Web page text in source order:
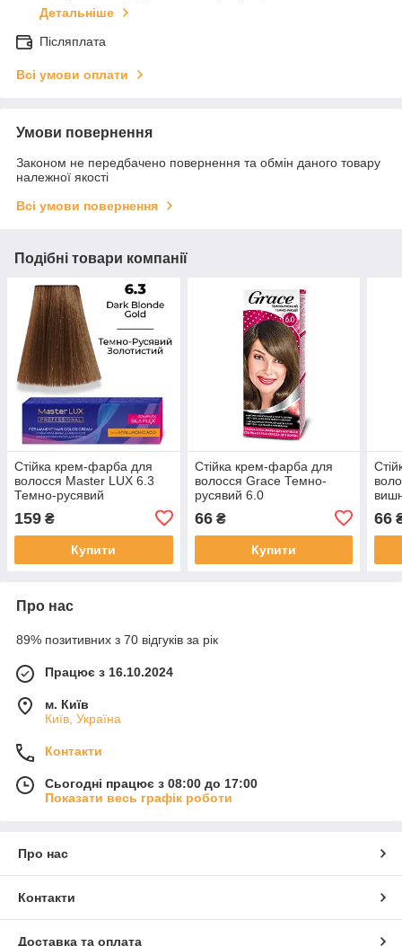
Детальніше
Післяплата
Всі умови оплати
Умови повернення
Законом не передбачено повернення та обмін даного товару
належної якості
Всі умови повернення
Подібні товари компанії
Стійка крем-фарба для
волосся Master LUX 6.3
Темно-русявий
159 ₴
Купити
Стійка крем-фарба для
волосся Grace Темно-
русявий 6.0
66₴
Купити
66
Про нас
89% позитивних з 70 відгуків за рік
Працює з 16.10.2024
м. Київ
Київ, Україна
Контакти
Сьогодні працює з 08:00 до 17:00
Показати весь графік роботи
Про нас
Контакти
Доставка та оплата